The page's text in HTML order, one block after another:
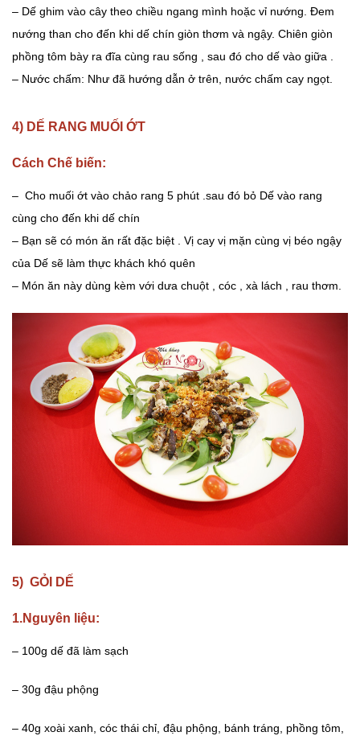
– Dế ghim vào cây theo chiều ngang mình hoặc vỉ nướng. Đem
nướng than cho đến khi dế chín giòn thơm và ngậy. Chiên giòn
phồng tôm bày ra đĩa cùng rau sống , sau đó cho dế vào giữa .
– Nước chấm: Như đã hướng dẫn ở trên, nước chấm cay ngọt.
4) DẾ RANG MUỐI ỚT
Cách Chế biến:
– Cho muối ớt vào chảo rang 5 phút .sau đó bỏ Dế vào rang
cùng cho đến khi dế chín
– Bạn sẽ có món ăn rất đặc biệt . Vị cay vị mặn cùng vị béo ngậy
của Dế sẽ làm thực khách khó quên
– Món ăn này dùng kèm với dưa chuột , cóc , xà lách , rau thơm.
5) GỎI DẾ
1.Nguyên liệu:
– 100g dế đã làm sạch
– 30g đậu phộng
– 40g xoài xanh, cóc thái chỉ, đậu phộng, bánh tráng, phồng tôm,